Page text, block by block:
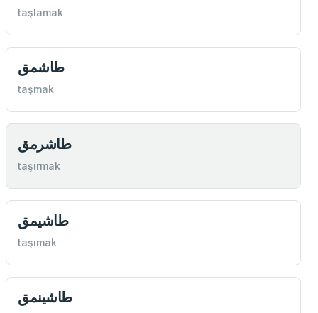
taşlamak
طاشمق
taşmak
طاشرمق
taşırmak
طاشيمق
taşımak
طاشينمق